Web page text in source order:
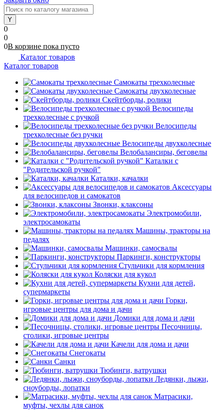
0
0
0В корзине пока пусто
Каталог товаров
Каталог товаров
Самокаты трехколесные
Самокаты двухколесные
Скейтборды, ролики
Велосипеды
трехколесные с ручкой
Велосипеды
трехколесные без ручки
Велосипеды двухколесные
Велобалансиры, беговелы
Каталки с
"Родительской ручкой"
Каталки, качалки
Аксессуары
для велосипедов и самокатов
Звонки, клаксоны
Электромобили,
электросамокаты
Машины, тракторы на
педалях
Машинки, самосвалы
Паркинги, конструкторы
Стульчики для кормления
Коляски для кукол
Кухни для детей,
супермаркеты
Горки,
игровые центры для дома и дачи
Домики для дома и дачи
Песочницы,
столики, игровые центры
Качели для дома и дачи
Снегокаты
Санки
Тюбинги, ватрушки
Ледянки, лыжи,
сноуборды, лопатки
Матрасики,
муфты, чехлы для санок